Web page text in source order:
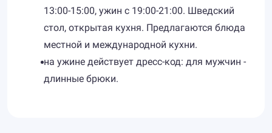
13:00-15:00, ужин с 19:00-21:00. Шведский
стол, открытая кухня. Предлагаются блюда
местной и международной кухни.
на ужине действует дресс-код: для мужчин -
длинные брюки.